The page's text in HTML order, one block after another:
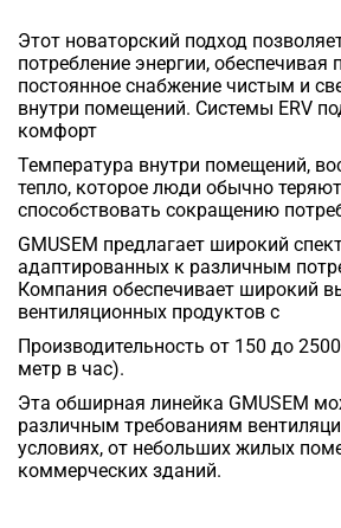
Этот новаторский подход
потребление энергии, обеспечивая
постоянное снабжение чистым и
внутри помещений. Системы ERV
комфорт
Температура внутри помещений,
тепло, которое люди обычно
способствовать сокращению
GMUSEM предлагает широкий
адаптированных к различным
Компания обеспечивает широкий
вентиляционных продуктов с
Производительность от 150 до
метр в час).
Эта обширная линейка GMUSEM
различным требованиям
условиях, от небольших жилых
коммерческих зданий.